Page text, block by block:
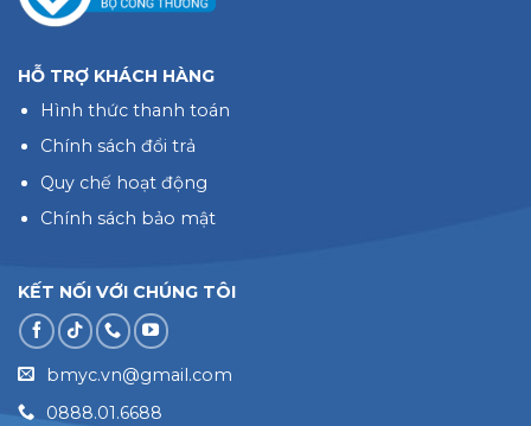
HỖ TRỢ KHÁCH HÀNG
Hình thức thanh toán
Chính sách đổi trả
Quy chế hoạt động
Chính sách bảo mật
KẾT NỐI VỚI CHÚNG TÔI
bmyc.vn@gmail.com
0888.01.6688